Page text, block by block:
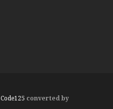
Code125 converted by